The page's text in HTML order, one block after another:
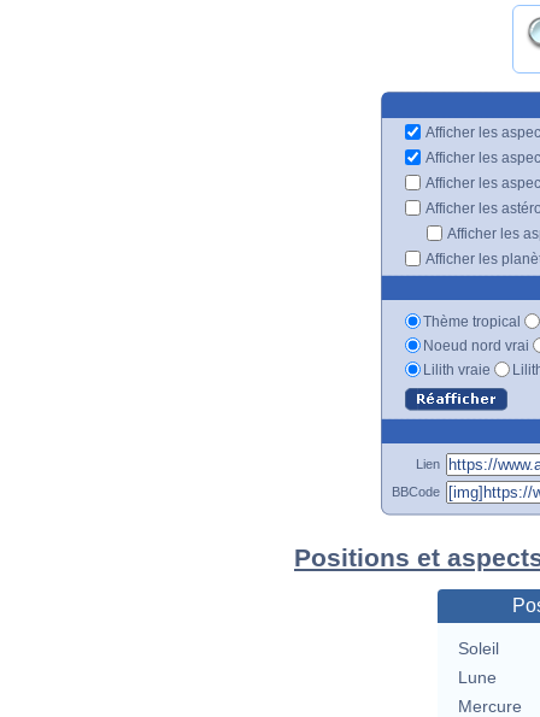
Afficher les
Afficher les
Afficher les
Afficher les
Afficher les
Afficher les
Thème tropical
Noeud nord vrai
Lilith vraie
Lien
BBCode
Positions et
Soleil
Lune
Mercure